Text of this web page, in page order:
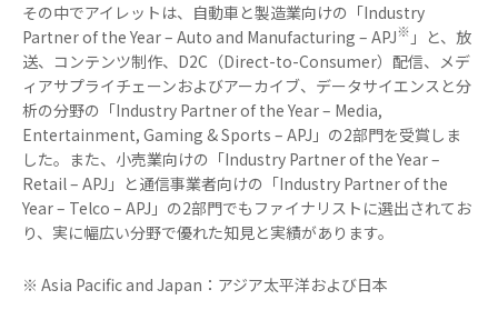
その中でアイレットは、自動車と製造業向けの「Industry
Partner of the Year – Auto and Manufacturing – APJ※ 」と、放
送、コンテンツ制作、D2C（Direct-to-Consumer）配信、メデ
ィアサプライチェーンおよびアーカイブ、データサイエンスと分
析の分野の「Industry Partner of the Year – Media,
Entertainment, Gaming & Sports – APJ」の2部門を受賞しま
した。また、小売業向けの「Industry Partner of the Year –
Retail – APJ」と通信事業者向けの「Industry Partner of the
Year – Telco – APJ」の2部門でもファイナリストに選出されてお
り、実に幅広い分野で優れた知見と実績があります。
※ Asia Pacific and Japan：アジア太平洋および日本